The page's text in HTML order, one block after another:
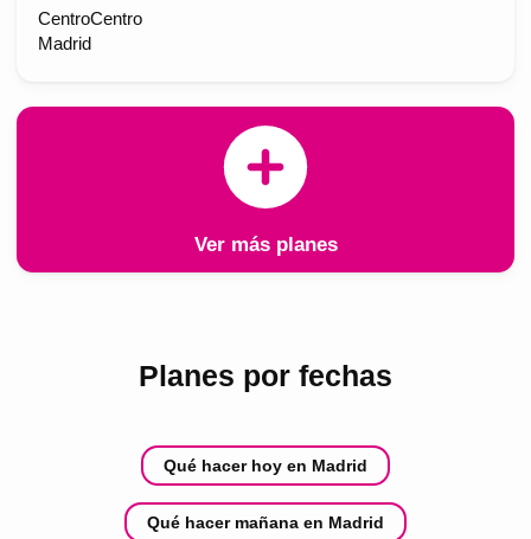
CentroCentro
Madrid
Ver más planes
Planes por fechas
Qué hacer hoy en Madrid
Qué hacer mañana en Madrid